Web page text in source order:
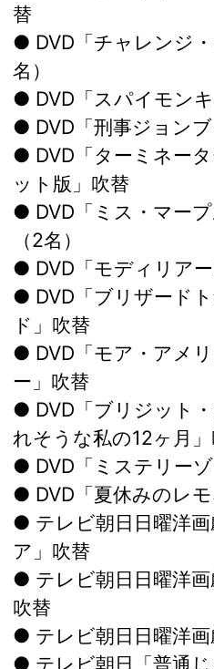
替
● DVD「チャレンジ
名）
● DVD「スパイモン
● DVD「刑事ジョン
● DVD「ターミネー
ット版」吹替
● DVD「ミス・マー
（2名）
● DVD「モディリア
● DVD「ブリザード
ド」吹替
● DVD「モア・アメ
ー」吹替
● DVD「ブリジット
れそうな私の12ヶ月」
● DVD「ミステリー
● DVD「夏休みのレ
● テレビ朝日日曜洋
ア」吹替
● テレビ朝日日曜洋画
吹替
● テレビ朝日日曜洋
● テレビ朝日「普通